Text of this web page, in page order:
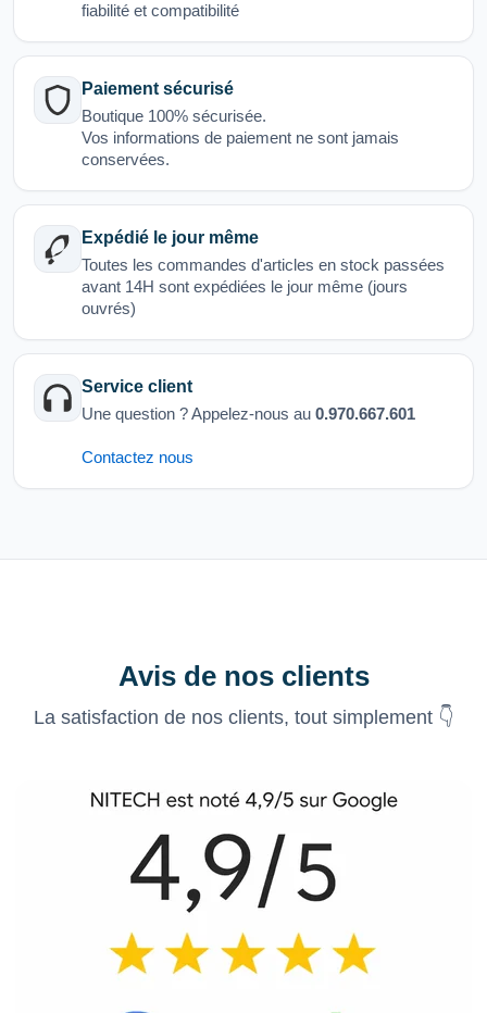
fiabilité et compatibilité
Paiement sécurisé
Boutique 100% sécurisée.
Vos informations de paiement ne sont jamais
conservées.
Expédié le jour même
Toutes les commandes d'articles en stock passées
avant 14H sont expédiées le jour même (jours
ouvrés)
Service client
Une question ? Appelez-nous au 0.970.667.601
Contactez nous
Avis de nos clients
La satisfaction de nos clients, tout simplement 👇